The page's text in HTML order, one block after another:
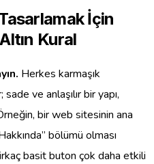
İçin
Kural
Herkes karmaşık
ve anlaşılır bir yapı,
bir web sitesinin ana
bölümü olması
basit buton çok daha etkili